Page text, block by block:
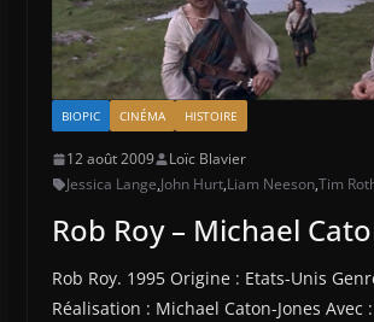
BIOPIC CINÉMA HISTOIRE
12 août 2009
Loïc Blavier
Jessica Lange,John Hurt,Liam Neeson,Tim
Rob Roy – Michael
Rob Roy. 1995 Origine : Etats-Unis
Réalisation : Michael Caton-Jones Avec